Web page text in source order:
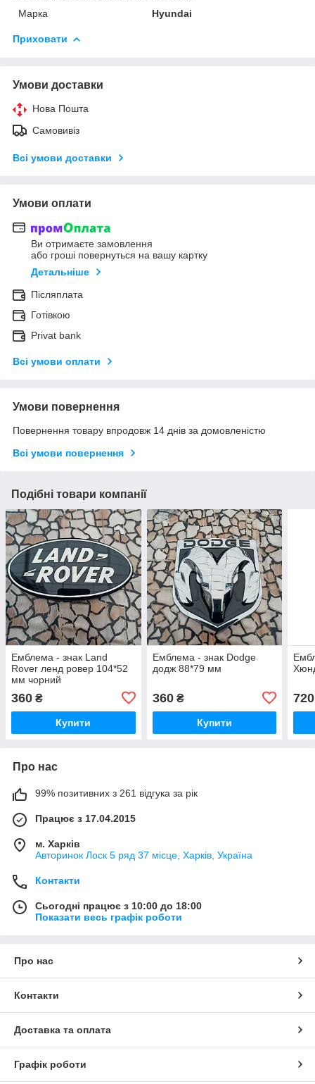
Марка
Hyundai
Приховати
Умови доставки
Нова Пошта
Самовивіз
Всі умови доставки
Умови оплати
Ви отримаєте замовлення
або гроші повернуться на вашу картку
Детальніше
Післяплата
Готівкою
Privat bank
Всі умови оплати
Умови повернення
Повернення товару впродовж 14 днів за домовленістю
Всі умови повернення
Подібні товари компанії
Емблема - знак Land
Rover ленд ровер 104*52
мм чорний
360 ₴
Купити
Емблема - знак Dodge
додж 88*79 мм
360₴
Купити
720
Про нас
99% позитивних з 261 відгука за рік
Працює з 17.04.2015
м. Харків
Авторинок Лоск 5 ряд 37 місце, Харків, Україна
Контакти
Сьогодні працює з 10:00 до 18:00
Показати весь графік роботи
Про нас
Контакти
Доставка та оплата
Графік роботи